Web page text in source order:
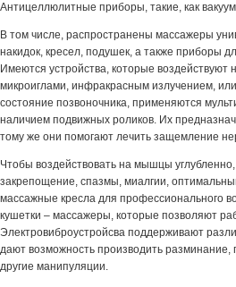
Антицеллюлитные приборы, такие, как
В том числе, распространены массажеры
накидок, кресел, подушек, а также приборы
Имеются устройства, которые воздействуют
микроиглами, инфракрасным излучением,
состояние позвоночника, применяются
наличием подвижных роликов. Их
тому же они помогают лечить защемление
Чтобы воздействовать на мышцы углубленно,
закрепощение, спазмы, миалгии,
массажные кресла для профессионального
кушетки – массажеры, которые позволяют
Электровиброустройсва поддерживают
дают возможность производить разминание,
другие манипуляции.